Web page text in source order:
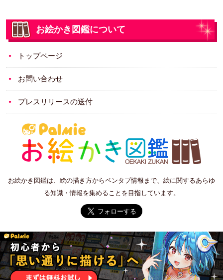
お絵かき図鑑について
トップページ
お問い合わせ
プレスリリースの送付
お絵かき図鑑は、絵の描き方からペンタブ情報まで、絵に関するあらゆ
る知識・情報を集めることを目指しています。